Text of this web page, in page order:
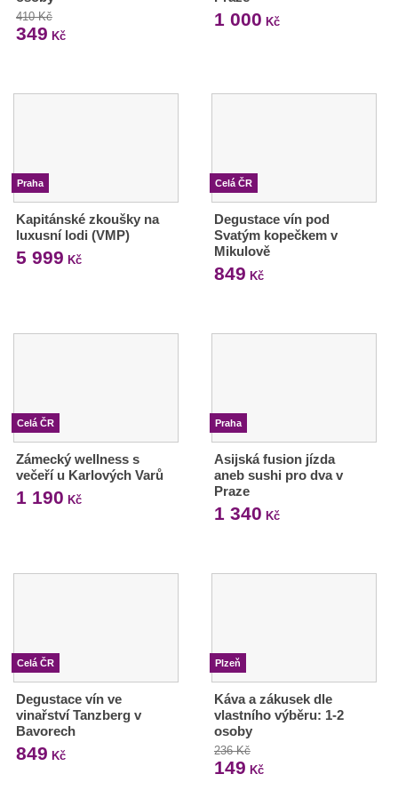
410 Kč
349 Kč
1 000 Kč
Praha
Kapitánské zkoušky na
luxusní lodi (VMP)
5 999 Kč
Celá ČR
Degustace vín pod
Svatým kopečkem v
Mikulově
849 Kč
Celá ČR
Zámecký wellness s
večeří u Karlových Varů
1 190 Kč
Praha
Asijská fusion jízda
aneb sushi pro dva v
Praze
1 340 Kč
Celá ČR
Degustace vín ve
vinařství Tanzberg v
Bavorech
849 Kč
Plzeň
Káva a zákusek dle
vlastního výběru: 1-2
osoby
236 Kč
149 Kč